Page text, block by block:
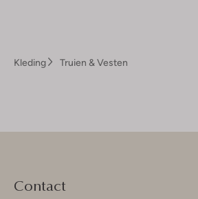
Kleding Truien & Vesten
Contact